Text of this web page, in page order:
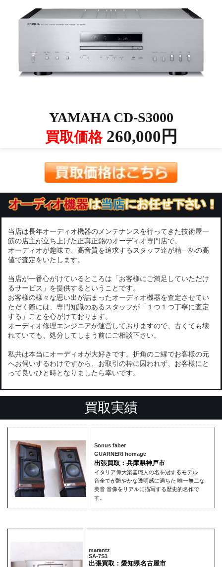
YAMAHA CD-S3000
買取価格260,000円
当店は長年オーディオ機器のメンテナンスを行ってきた技術屋一
筋の店主が立ち上げた正真正銘のオーディオ専門店で、
オーディオが趣味で、高音質を追求するスタッフ達が精一杯の高
値で査定をいたします。
当店が一番心がけているところは「お客様にご満足していただけ
るサービス」を提供するということです。
お客様の様々な思い出が詰まったオーディオ機器を査定させてい
ただく際には、専門知識のあるスタッフが「１つ１つ丁寧に査定
する」ことを心がけております。
オーディオ修理エンジニアが運営しておりますので、古くても壊
れていても、処分してしまう前にご相談下さい。
私共は本当にオーディオが大好きです。折角のご縁でお客様の元
へお伺いするわけですから、お取引の枠に囚われず、お客様にと
って良いひと時となりましたら幸いです。
買取実績
Sonus faber
GUARNERI homage
出張買取：兵庫県神戸市
イタリア偉大楽器職人の名を冠するモデル
音全てが艷やかな透明感に満ちた 唯一無二な
美音 音像をリアルに描写する歴史的名作で
す。
marantz
SA-7S1
出張買取：愛知県名古屋市